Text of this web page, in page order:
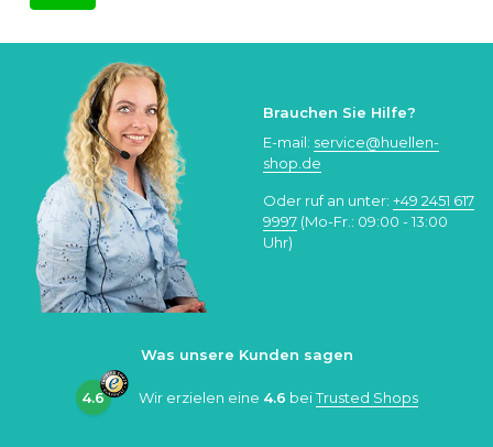
Brauchen Sie Hilfe?
E-mail: service@huellen-
shop.de
Oder ruf an unter: +49 2451 617
9997 (Mo-Fr.: 09:00 - 13:00
Uhr)
Was unsere Kunden sagen
4.6 Wir erzielen eine 4.6 beiTrusted Shops